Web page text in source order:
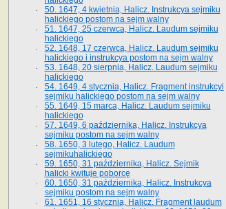
50. 1647, 4 kwietnia, Halicz. Instrukcya sejmiku
halickiego postom na sejm walny
51. 1647, 25 czerwca, Halicz. Laudum sejmiku
halickiego
52. 1648, 17 czerwca, Halicz. Laudum sejmiku
halickiego i instrukcya postom na sejm walny
53. 1648, 20 sierpnia, Halicz. Laudum sejmiku
halickiego
54. 1649, 4 stycznia, Halicz. Fragment instrukcyi
sejmiku halickiego postom na sejm walny
55. 1649, 15 marca, Halicz. Laudum sejmiku
halickiego
57. 1649, 6 października, Halicz. Instrukcya
sejmiku postom na sejm walny
58. 1650, 3 lutego, Halicz. Laudum
sejmikuhalickiego
59. 1650, 31 października, Halicz. Sejmik
halicki kwituje poborcę
60. 1650, 31 października, Halicz. Instrukcya
sejmiku postom na sejm walny
61. 1651, 16 stycznia, Halicz. Fragment laudum